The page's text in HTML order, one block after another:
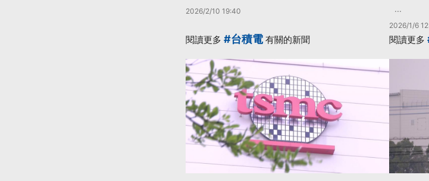
2026/2/10 19:40
...
2026/1/6
閱讀更多 #台積電有關的新聞 閱讀更多